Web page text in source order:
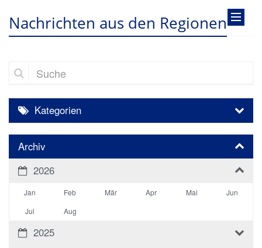
Nachrichten aus den Regionen
Suche
Kategorien
Archiv
2026
Jan Feb Mär Apr Mai
Jun
Jul
Aug
2025